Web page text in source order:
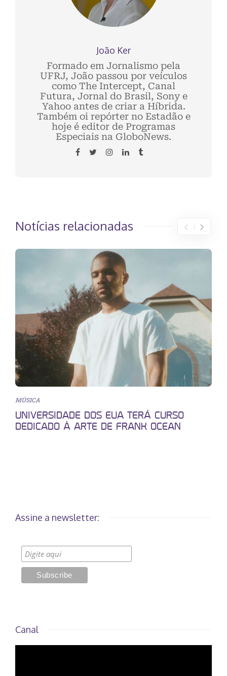
João Ker
Formado em Jornalismo pela
UFRJ, João passou por veículos
como The Intercept, Canal
Futura, Jornal do Brasil, Sony e
Yahoo antes de criar a Híbrida.
Também oi repórter no Estadão e
hoje é editor de Programas
Especiais na GloboNews.
Notícias relacionadas
MÚSICA
UNIVERSIDADE DOS EUA TERÁ CURSO
DEDICADO À ARTE DE FRANK OCEAN
Assine a newsletter:
Canal